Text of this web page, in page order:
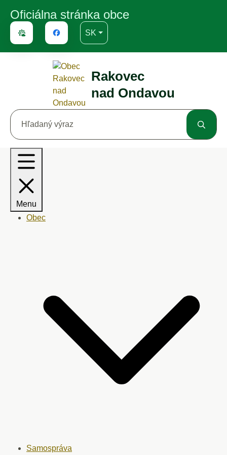
Oficiálna stránka obce
Predpoveď počasia
SKSlovensky
Rakovec
nad Ondavou
Hľadaný výraz
Menu
Obec
Samospráva